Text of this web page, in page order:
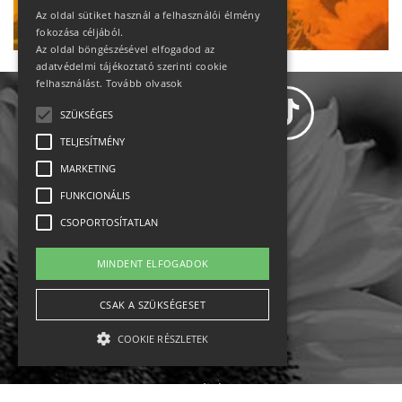
Ne maradj le!
Állásajánlatok
Impresszum-kapcsolat
Jogi nyilatkozat
English
Az oldal sütiket használ a felhasználói élmény
fokozása céljából.
Az oldal böngészésével elfogadod az
adatvédelmi tájékoztató szerinti cookie
felhasználást. Tovább olvasok
SZÜKSÉGES
TELJESÍTMÉNY
MARKETING
FUNKCIONÁLIS
CSOPORTOSÍTATLAN
MINDENT ELFOGADOK
CSAK A SZÜKSÉGESET
COOKIE RÉSZLETEK